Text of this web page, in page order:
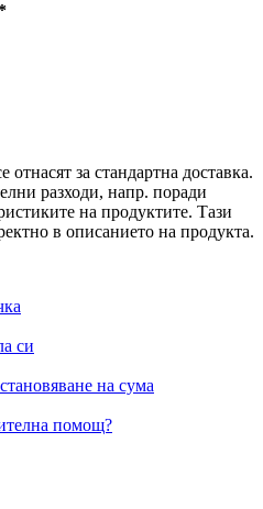
отнасят за стандартна доставка.
разходи, напр. поради
на продуктите. Тази
в описанието на продукта.
си
на сума
помощ?